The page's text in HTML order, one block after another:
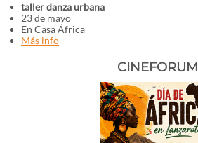
taller danza urbana
23 de mayo
En Casa África
Más info
CINEFORUM